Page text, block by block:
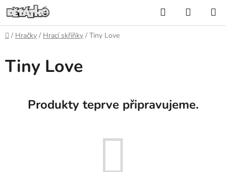
Přejít
na
obsah
Hledat
KOŠÍK
Domů
/ Hračky / Hrací skříňky / Tiny Love
Tiny Love
Produkty teprve připravujeme.